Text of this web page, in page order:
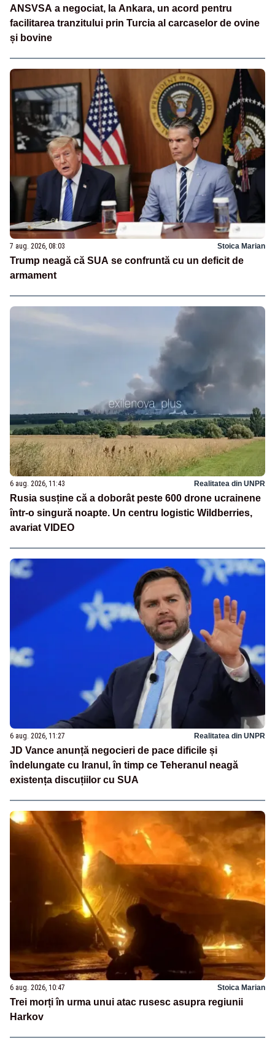
ANSVSA a negociat, la Ankara, un acord pentru
facilitarea tranzitului prin Turcia al carcaselor de ovine
și bovine
7 aug. 2026, 08:03 Stoica Marian
Trump neagă că SUA se confruntă cu un deficit de
armament
6 aug. 2026, 11:43 Realitatea din UNPR
Rusia susține că a doborât peste 600 drone ucrainene
într-o singură noapte. Un centru logistic Wildberries,
avariat VIDEO
6 aug. 2026, 11:27 Realitatea din UNPR
JD Vance anunță negocieri de pace dificile și
îndelungate cu Iranul, în timp ce Teheranul neagă
existența discuțiilor cu SUA
6 aug. 2026, 10:47 Stoica Marian
Trei morți în urma unui atac rusesc asupra regiunii
Harkov